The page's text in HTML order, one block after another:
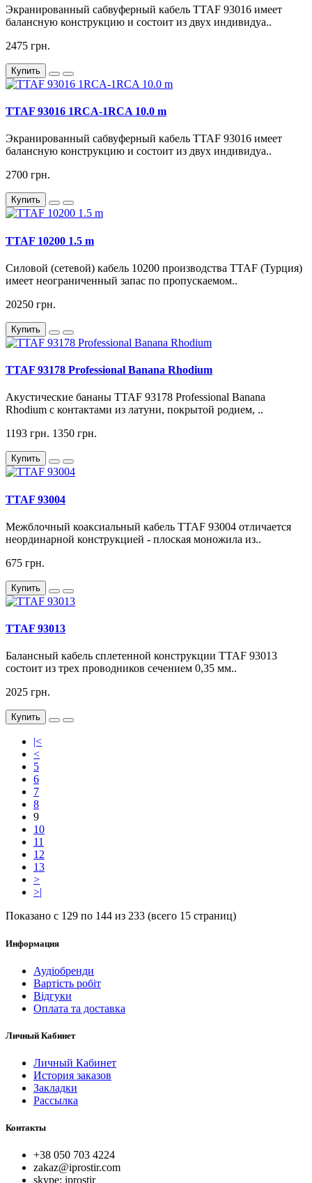
Экранированный сабвуферный кабель TTAF 93016 имеет
балансную конструкцию и состоит из двух индивидуа..
2475 грн.
Купить
TTAF 93016 1RCA-1RCA 10.0 m
Экранированный сабвуферный кабель TTAF 93016 имеет
балансную конструкцию и состоит из двух индивидуа..
2700 грн.
Купить
TTAF 10200 1.5 m
Силовой (сетевой) кабель 10200 производства TTAF (Турция)
имеет неограниченный запас по пропускаемом..
20250 грн.
Купить
TTAF 93178 Professional Banana Rhodium
Акустические бананы TTAF 93178 Professional Banana
Rhodium с контактами из латуни, покрытой родием, ..
1193 грн. 1350 грн.
Купить
TTAF 93004
Межблочный коаксиальный кабель TTAF 93004 отличается
неординарной конструкцией - плоская моножила из..
675 грн.
Купить
TTAF 93013
Балансный кабель сплетенной конструкции TTAF 93013
состоит из трех проводников сечением 0,35 мм..
2025 грн.
Купить
|<
<
5
6
7
8
9
10
11
12
13
>
>|
Показано с 129 по 144 из 233 (всего 15 страниц)
Информация
Аудіобренди
Вартість робіт
Відгуки
Оплата та доставка
Личный Кабинет
Личный Кабинет
История заказов
Закладки
Рассылка
Контакты
+38 050 703 4224
zakaz@iprostir.com
skype: iprostir